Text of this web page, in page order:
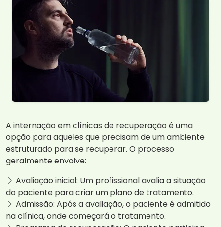
A internação em clínicas de recuperação é uma
opção para aqueles que precisam de um ambiente
estruturado para se recuperar. O processo
geralmente envolve:
Avaliação inicial: Um profissional avalia a situação
do paciente para criar um plano de tratamento.
Admissão: Após a avaliação, o paciente é admitido
na clínica, onde começará o tratamento.